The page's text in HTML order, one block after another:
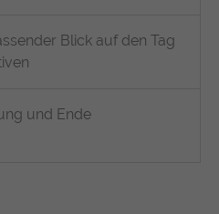
Blick auf den Tag
und Ende